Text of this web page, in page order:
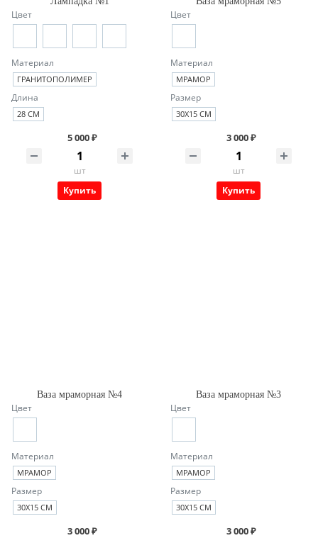
Цвет
Материал
ГРАНИТОПОЛИМЕР
Длина
28 СМ
5 000 ₽
шт
Купить
Цвет
Материал
МРАМОР
Размер
30Х15 СМ
3 000 ₽
шт
Купить
Ваза мраморная №4
Цвет
Материал
МРАМОР
Размер
30Х15 СМ
3 000 ₽
Ваза мраморная №3
Цвет
Материал
МРАМОР
Размер
30Х15 СМ
3 000 ₽